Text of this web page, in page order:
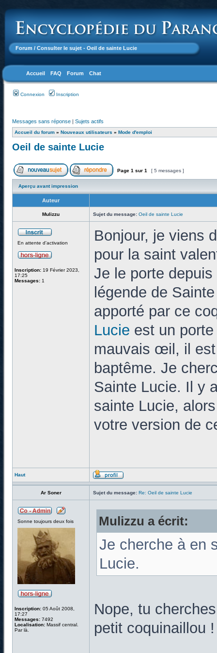
Forum / Consulter le sujet - Oeil de sainte Lucie
Accueil FAQ Forum Chat
Connexion Inscription
Messages sans réponse | Sujets actifs
Accueil du forum » Nouveaux utilisateurs » Mode d'emploi
Oeil de sainte Lucie
Page 1 sur 1 [ 5 messages ]
Aperçu avant impression
Auteur
Mulizzu Sujet du message: Oeil de sainte Lucie
En attente d'activation
Inscription: 19 Février 2023,
17:25
Messages: 1
Bonjour, je viens
pour la saint
Je le porte
légende de
apporté par ce
Lucie est un
mauvais œil, il
baptême. Je
Sainte Lucie. Il y
sainte Lucie,
votre version de
Haut
Ar Soner Sujet du message: Re: Oeil de sainte Lucie
Sonne toujours deux fois
Inscription: 05 Août 2008,
17:27
Messages: 7492
Localisation: Massif central.
Par là.
Mulizzu a écrit:
Je cherche à en
Lucie.
Nope, tu
petit coquinaillou